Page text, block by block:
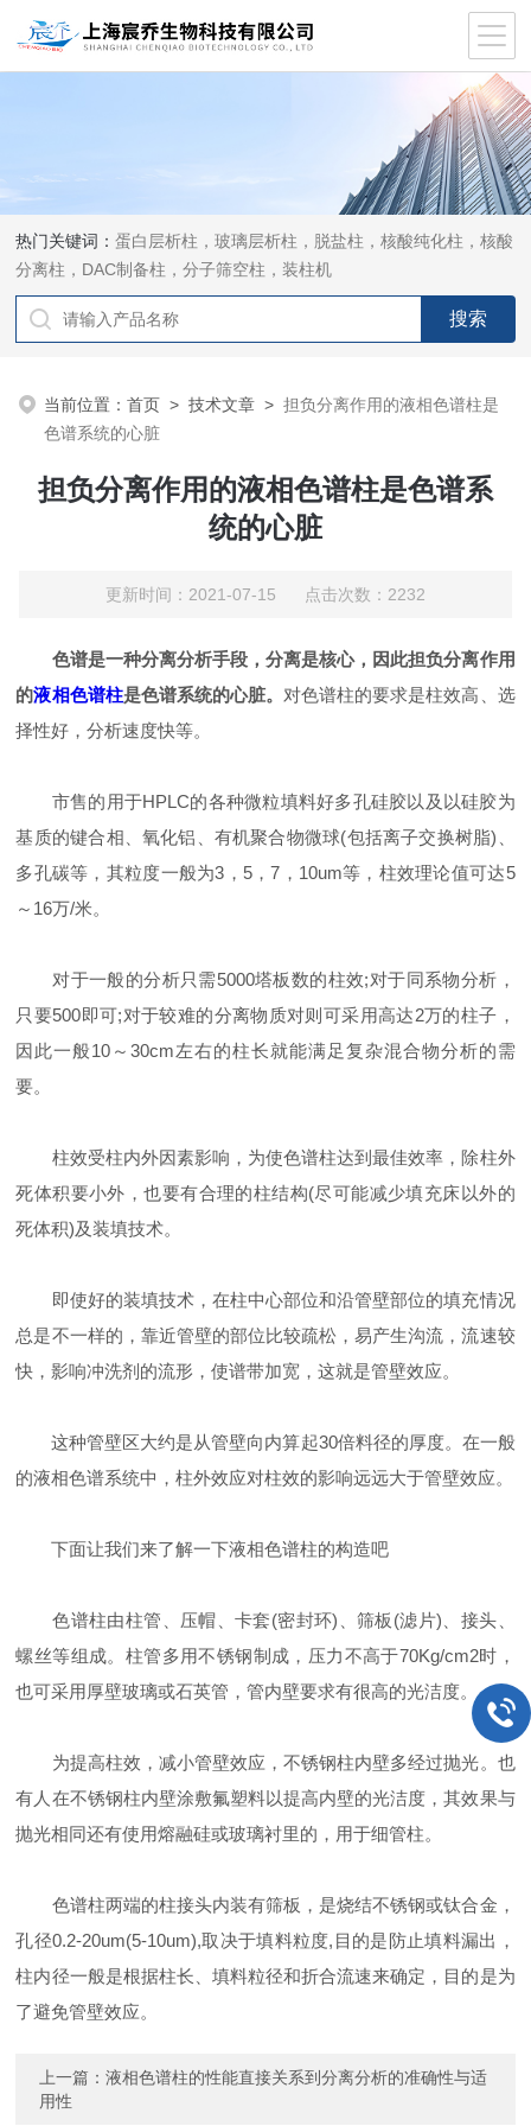
热门关键词：蛋白层析柱，玻璃层析柱，脱盐柱，核酸纯化柱，核酸
分离柱，DAC制备柱，分子筛空柱，装柱机
当前位置：首页 >技术文章 >担负分离作用的液相色谱柱是
色谱系统的心脏
担负分离作用的液相色谱柱是色谱系
统的心脏
更新时间：2021-07-15 点击次数：2232
色谱是一种分离分析手段，分离是核心，因此担负分离作用
的液相色谱柱是色谱系统的心脏。 对色谱柱的要求是柱效高、选
择性好，分析速度快等。
市售的用于HPLC的各种微粒填料好多孔硅胶以及以硅胶为
基质的键合相、氧化铝、有机聚合物微球(包括离子交换树脂)、
多孔碳等，其粒度一般为3，5，7，10um等，柱效理论值可达5
～16万/米。
对于一般的分析只需5000塔板数的柱效;对于同系物分析，
只要500即可;对于较难的分离物质对则可采用高达2万的柱子，
因此一般10～30cm左右的柱长就能满足复杂混合物分析的需
要。
柱效受柱内外因素影响，为使色谱柱达到最佳效率，除柱外
死体积要小外，也要有合理的柱结构(尽可能减少填充床以外的
死体积)及装填技术。
即使好的装填技术，在柱中心部位和沿管壁部位的填充情况
总是不一样的，靠近管壁的部位比较疏松，易产生沟流，流速较
快，影响冲洗剂的流形，使谱带加宽，这就是管壁效应。
这种管壁区大约是从管壁向内算起30倍料径的厚度。在一般
的液相色谱系统中，柱外效应对柱效的影响远远大于管壁效应。
下面让我们来了解一下液相色谱柱的构造吧
色谱柱由柱管、压帽、卡套(密封环)、筛板(滤片)、接头、
螺丝等组成。柱管多用不锈钢制成，压力不高于70Kg/cm2时，
也可采用厚壁玻璃或石英管，管内壁要求有很高的光洁度。
为提高柱效，减小管壁效应，不锈钢柱内壁多经过抛光。也
有人在不锈钢柱内壁涂敷氟塑料以提高内壁的光洁度，其效果与
抛光相同还有使用熔融硅或玻璃衬里的，用于细管柱。
色谱柱两端的柱接头内装有筛板，是烧结不锈钢或钛合金，
孔径0.2-20um(5-10um),取决于填料粒度,目的是防止填料漏出，
柱内径一般是根据柱长、填料粒径和折合流速来确定，目的是为
了避免管壁效应。
上一篇：液相色谱柱的性能直接关系到分离分析的准确性与适
用性